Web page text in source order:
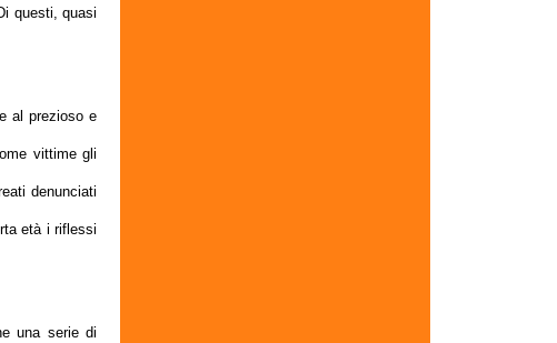
questi, quasi
al prezioso e
vittime gli
denunciati
età i riflessi
una serie di